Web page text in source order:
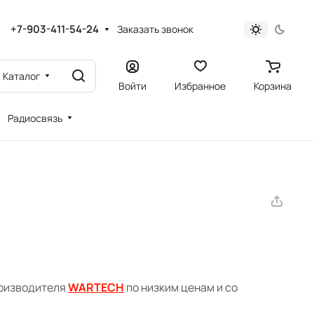
+7-903-411-54-24 Заказать звонок
Каталог
Войти Избранное Корзина
Радиосвязь
WARTECH по низким ценам и со